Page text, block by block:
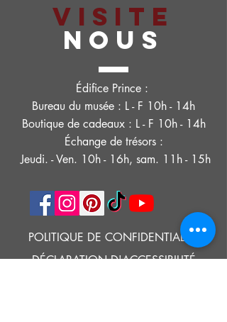
VISITE
NOUS
Édifice Prince :
Bureau du musée : L - F 10h - 14h
Boutique de cadeaux : L - F 10h - 14h
Échange de trésors :
Jeudi. - Ven. 10h - 16h, sam. 11h - 15h
POLITIQUE DE CONFIDENTIALITÉ
DÉCLARATION D'ACCESSIBILITÉ